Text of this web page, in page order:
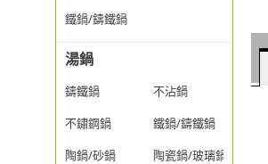
鐵鍋/鑄鐵鍋
湯鍋
鑄鐵鍋
不沾鍋
不鏽鋼鍋
鐵鍋/鑄鐵鍋
陶鍋/砂鍋
陶瓷鍋/玻璃鍋/透明鍋